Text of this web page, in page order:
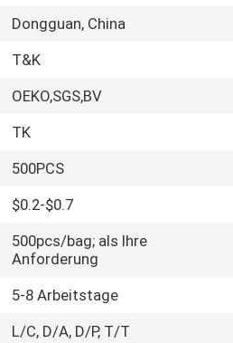
Dongguan, China
T&K
OEKO,SGS,BV
TK
500PCS
$0.2-$0.7
500pcs/bag; als Ihre
Anforderung
5-8 Arbeitstage
L/C, D/A, D/P, T/T